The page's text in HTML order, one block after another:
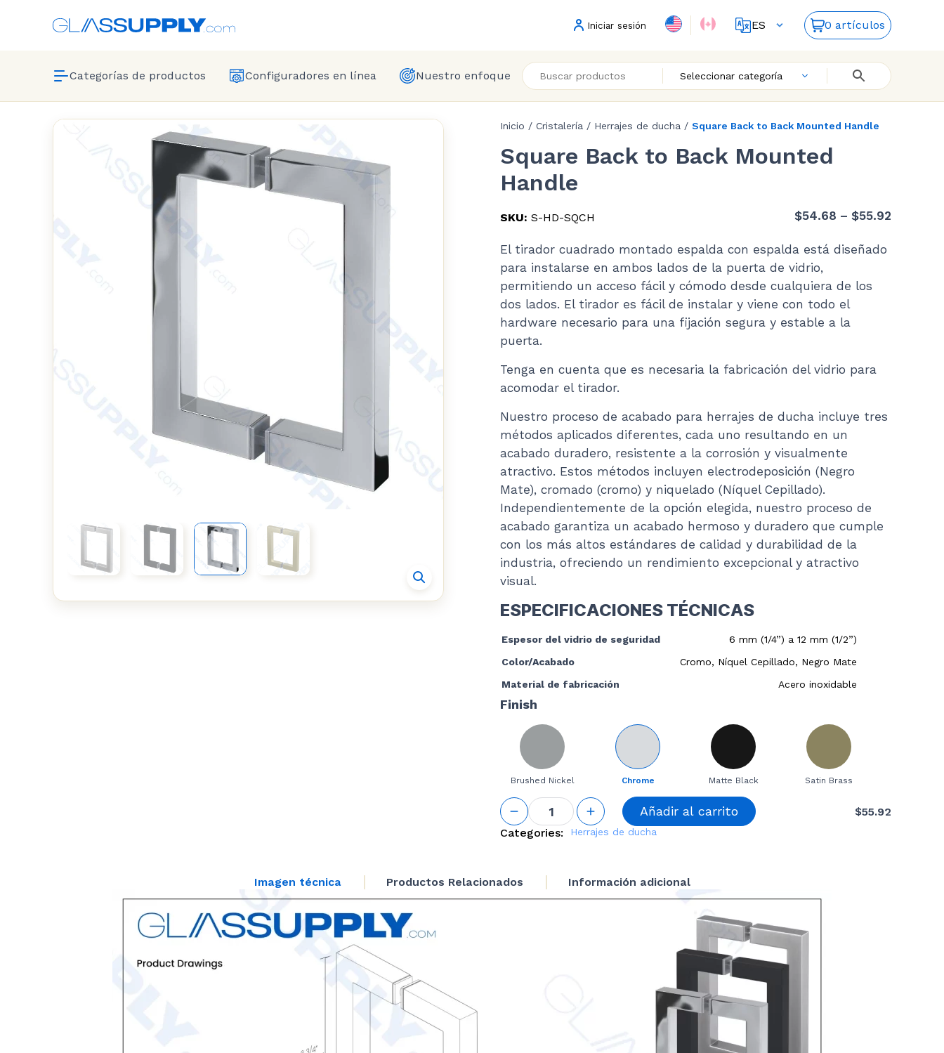
Iniciar sesión
ES
EN
0 artículos
Categorías de productos Configuradores en línea Nuestro enfoque Seleccionar categoría
Inicio / Cristalería / Herrajes de ducha / Square Back to Back Mounted Handle
Square Back to Back Mounted
Handle
SKU: S-HD-SQCH $54.68 – $55.92
El tirador cuadrado montado espalda con espalda está diseñado
para instalarse en ambos lados de la puerta de vidrio,
permitiendo un acceso fácil y cómodo desde cualquiera de los
dos lados. El tirador es fácil de instalar y viene con todo el
hardware necesario para una fijación segura y estable a la
puerta.
Tenga en cuenta que es necesaria la fabricación del vidrio para
acomodar el tirador.
Nuestro proceso de acabado para herrajes de ducha incluye tres
métodos aplicados diferentes, cada uno resultando en un
acabado duradero, resistente a la corrosión y visualmente
atractivo. Estos métodos incluyen electrodeposición (Negro
Mate), cromado (cromo) y niquelado (Níquel Cepillado).
Independientemente de la opción elegida, nuestro proceso de
acabado garantiza un acabado hermoso y duradero que cumple
con los más altos estándares de calidad y durabilidad de la
industria, ofreciendo un rendimiento excepcional y atractivo
visual.
ESPECIFICACIONES TÉCNICAS
Espesor del vidrio de seguridad
6 mm (1/4”) a 12 mm (1/2”)
Color/Acabado
Cromo, Níquel Cepillado, Negro Mate
Material de fabricación
Acero inoxidable
Finish
Brushed Nickel Chrome Matte Black Satin Brass
$55.92
Square
Back to
Back
Mounted
Añadir al carrito
Categories: Herrajes de ducha
Imagen técnica Productos Relacionados Información adicional